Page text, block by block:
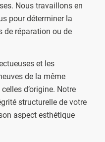
Nous travaillons en
pour déterminer la
de réparation ou de
et les
de la même
d’origine. Notre
structurelle de votre
aspect esthétique